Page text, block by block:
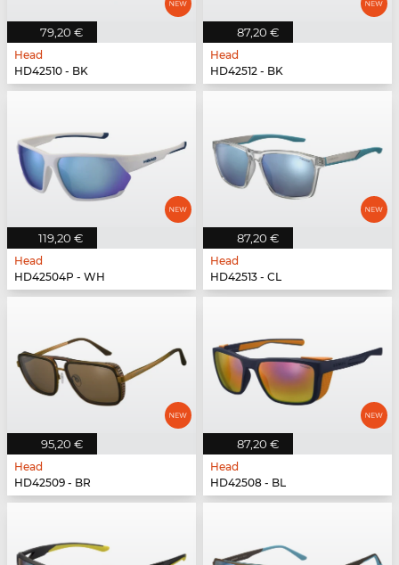
79,20 €
Head
HD42510 - BK
87,20 €
Head
HD42512 - BK
119,20 €
Head
HD42504P - WH
87,20 €
Head
HD42513 - CL
95,20 €
Head
HD42509 - BR
87,20 €
Head
HD42508 - BL